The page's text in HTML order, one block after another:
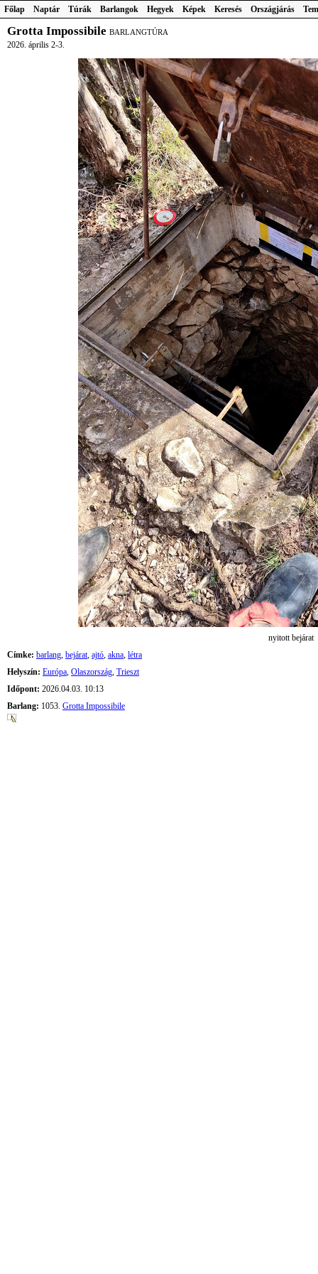
Főlap Naptár Túrák Barlangok Hegyek Képek Keresés Országjárás
Grotta Impossibile BARLANGTÚRA
2026. április 2-3.
nyitott bejárat
Címke: barlang, bejárat, ajtó, akna, létra
Helyszín: Európa, Olaszország, Trieszt
Időpont: 2026.04.03. 10:13
Barlang: 1053. Grotta Impossibile